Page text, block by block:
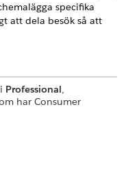
specifika
att dela besök så att
Professional,
har Consumer
Uppgift genom att
till